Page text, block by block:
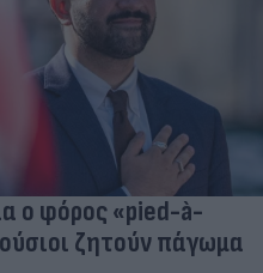
ο φόρος «pied-à-
ζητούν πάγωμα